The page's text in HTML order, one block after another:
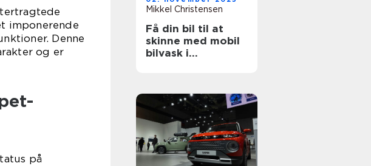
imponerende
Denne
og er
på
Mikkel Christensen
Få din bil til at
skinne med mobil
bilvask i